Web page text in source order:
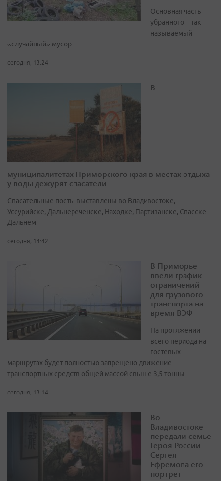
Основная часть
убранного – так
называемый
«случайный» мусор
сегодня, 13:24
В
муниципалитетах Приморского края в местах отдыха
у воды дежурят спасатели
Спасательные посты выставлены во Владивостоке,
Уссурийске, Дальнереченске, Находке, Партизанске, Спасске-
Дальнем
сегодня, 14:42
В Приморье
ввели график
ограничений
для грузового
транспорта на
время ВЭФ
На протяжении
всего периода на
гостевых
маршрутах будет полностью запрещено движение
транспортных средств общей массой свыше 3,5 тонны
сегодня, 13:14
Во
Владивостоке
передали семье
Героя России
Сергея
Ефремова его
портрет